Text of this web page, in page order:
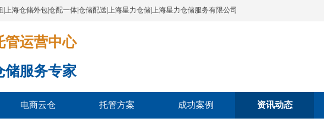
海仓储外包|仓配一体|仓储配送|上海星力仓储|上海星力仓储服务有限公司
管运营中心​​​​​​​​​​​​​​​​​
储服务专家
电商云仓 托管方案 成功案例 资讯动态